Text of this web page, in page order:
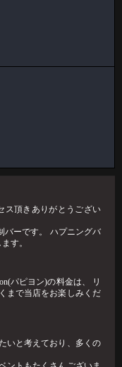
です🔔🔔🔔 実は私、月
た人
！！ 阿部乱丸です。
タです！！ 今回ブログ
2等 6288 3等 12
わたくしのあま〜い エ
だからこそ、ちょっとし
ス頂きありがとうござい
バーです。 ハプニングバ
す。
パピヨン)の料金は、 リ
まで当店をお楽しみくだ
いと考えており、多くの